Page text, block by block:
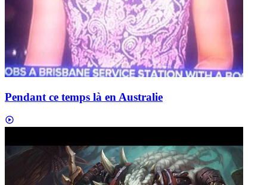
Pendant ce temps là en Australie